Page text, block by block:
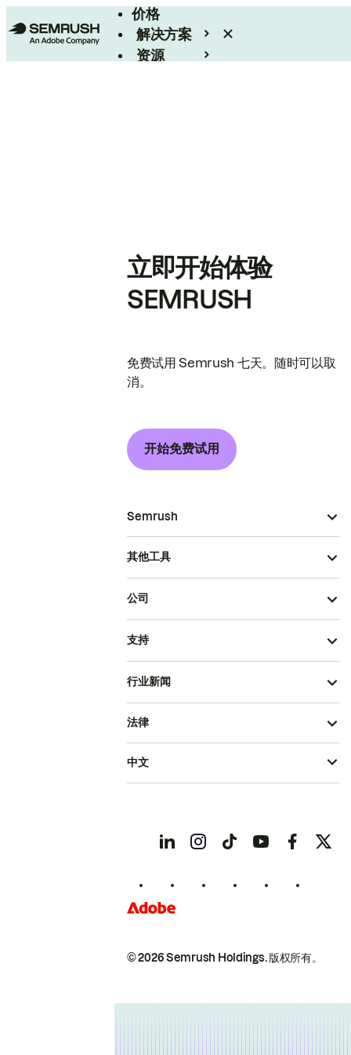
价格
解决方案
资源
立即开始体验
SEMRUSH
免费试用 Semrush 七天。随时可以取
消。
开始免费试用
Semrush
其他工具
公司
支持
行业新闻
© 2026 Semrush Holdings.版权所有。
法律
中文